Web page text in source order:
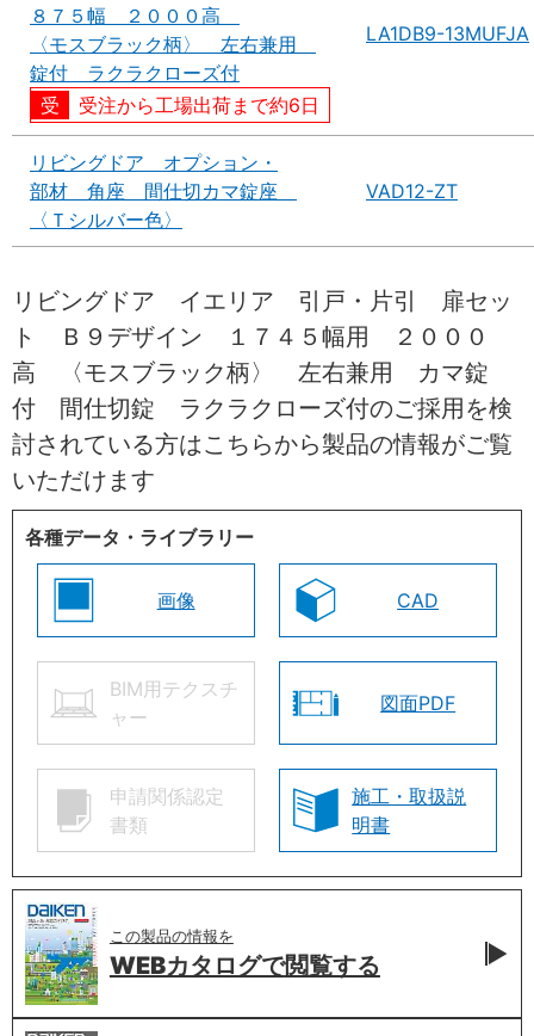
８７５幅 ２０００高
〈モスブラック柄〉 左右兼用
錠付 ラクラクローズ付
受注から工場出荷まで約6日
LA1DB9-13MUFJA
リビングドア オプション・
部材 角座 間仕切カマ錠座
〈Ｔシルバー色〉
VAD12-ZT
リビングドア イエリア 引戸・片引 扉セッ
ト Ｂ９デザイン １７４５幅用 ２０００
高 〈モスブラック柄〉 左右兼用 カマ錠
付 間仕切錠 ラクラクローズ付のご採用を検
討されている方はこちらから製品の情報がご覧
いただけます
各種データ・ライブラリー
画像 CAD
BIM用テクスチ
ャー
図面PDF
申請関係認定
書類
施工・取扱説
明書
この製品の情報を
WEBカタログで閲覧する